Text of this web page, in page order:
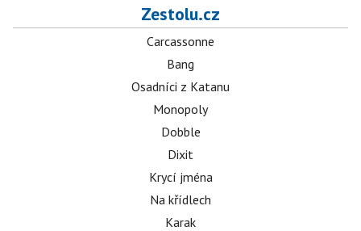
Zestolu.cz
Carcassonne
Bang
Osadníci z Katanu
Monopoly
Dobble
Dixit
Krycí jména
Na křídlech
Karak